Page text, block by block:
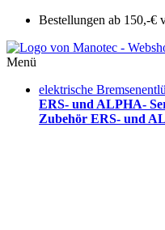
Bestellungen ab 150,-€
Menü
elektrische
ERS- und ALPHA-
Zubehör ERS- und